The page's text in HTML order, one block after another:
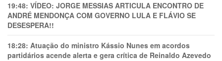
19:48: VÍDEO: JORGE MESSIAS ARTICULA ENCONTRO DE
ANDRÉ MENDONÇA COM GOVERNO LULA E FLÁVIO SE
DESESPERA!!
18:28: Atuação do ministro Kássio Nunes em acordos
partidários acende alerta e gera crítica de Reinaldo Azevedo